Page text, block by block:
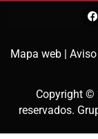
Mapa web |
Copyright ©
reservados.